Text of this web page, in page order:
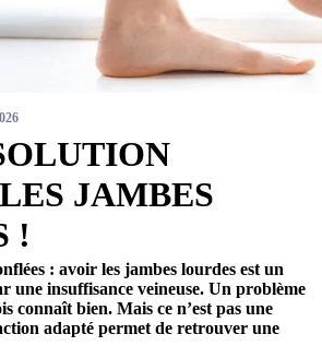
JAMBES
!
: avoir les jambes lourdes est un
une insuffisance veineuse. Un problème
connaît bien. Mais ce n’est pas une
adapté permet de retrouver une